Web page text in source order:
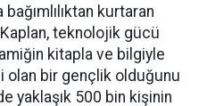
bağımlılıktan kurtaran
teknolojik gücü
kitapla ve bilgiyle
olan bir gençlik olduğunu
yaklaşık 500 bin kişinin